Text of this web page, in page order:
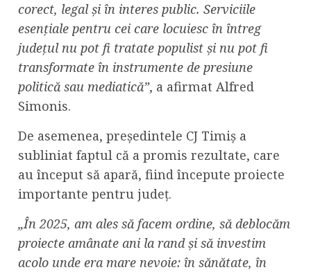
corect, legal și în interes public. Serviciile
esențiale pentru cei care locuiesc în întreg
județul nu pot fi tratate populist și nu pot fi
transformate în instrumente de presiune
politică sau mediatică”, a afirmat Alfred
Simonis.
De asemenea, președintele CJ Timiș a
subliniat faptul că a promis rezultate, care
au început să apară, fiind începute proiecte
importante pentru județ.
„În 2025, am ales să facem ordine, să deblocăm
proiecte amânate ani la rand și să investim
acolo unde era mare nevoie: în sănătate, în